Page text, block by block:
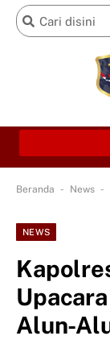
Beranda - News -
NEWS
Alun-